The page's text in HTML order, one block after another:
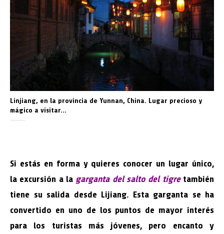
Linjiang, en la provincia de Yunnan, China. Lugar precioso y
mágico a visitar…
Si estás en forma y quieres conocer un lugar único,
la excursión a la garganta del salto del tigretambién
tiene su salida desde Lijiang. Esta garganta se ha
convertido en uno de los puntos de mayor interés
para los turistas más jóvenes, pero encanto y